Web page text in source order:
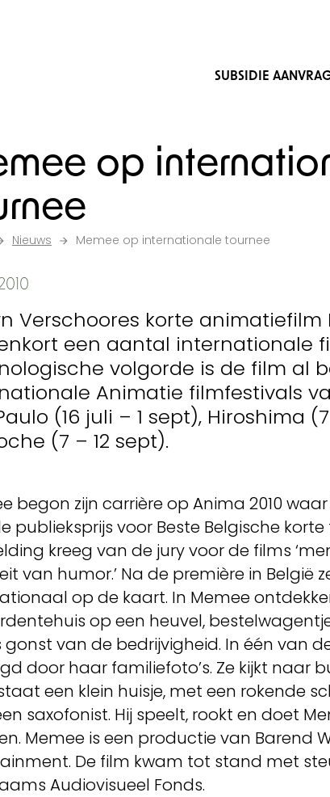
SUBSIDIE
op
Nieuws Memee op internationale tournee
Verschoores korte
een aantal internationale
volgorde is de film al
Animatie filmfestivals
(16 juli – 1 sept), Hiroshima
(7 – 12 sept).
begon zijn carrière op Anima 2010
publieksprijs voor Beste Belgische
kreeg van de jury voor de films
van humor.’ Na de première in België
op de kaart. In Memee
op een heuvel,
gonst van de bedrijvigheid. In één van
door haar familiefoto’s. Ze kijkt naar
een klein huisje, met een rokende
saxofonist. Hij speelt, rookt en doet
Memee is een productie van Barend
De film kwam tot stand met
Audiovisueel Fonds.